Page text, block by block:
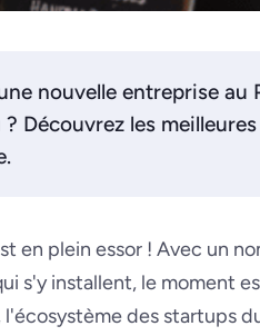
nouvelle entreprise au
Découvrez les
en plein essor ! Avec un
s'y installent, le moment
l'écosystème des startups